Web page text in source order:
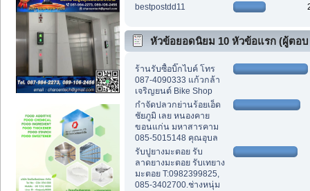
bestpostdd11
หัวข้อยอดนิยม 10 หัวข้อแรก (ผู้ตอบ
สูงสุด)
ร้านรับซื้อบิ๊กไบค์ โทร
087-4090333 แก้วกล้า
เจริญยนต์ Bike Shop
กำจัดปลวกย่านร้อยเอ็ด
ชัยภูมิ เลย หนองคาย
ขอนแก่น มหาสารคาม
085-5015148 คุณอุบล
รับปูยางมะตอย รับ
ลาดยางมะตอย รับเทยาง
มะตอย T:0982399825,
085-3402700.ช่างหนุ่ม